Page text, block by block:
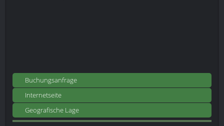
Buchungsanfrage
Internetseite
Geografische Lage